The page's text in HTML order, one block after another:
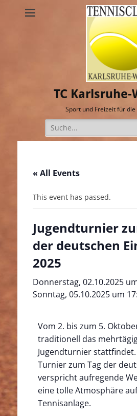
TC Karlsruhe-
Sport und Freizeit für die
Suche
nach:
« All Events
This event has passed.
Jugendturnier
der deutschen
2025
Donnerstag, 02.10.2025
Sonntag, 05.10.2025 um
Vom 2. bis zum 5.
traditionell das
Jugendturnier stattfindet.
Turnier zum Tag der
verspricht aufregende
eine tolle Atmosphäre
Tennisanlage.